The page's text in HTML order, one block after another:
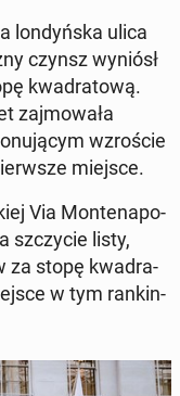
lon­dyń­ska ulica
czynsz wyniósł
kwa­dra­to­wą.
zaj­mo­wa­ła
wzro­ście
miejsce.
Via Mon­te­na­po­
szczy­cie listy,
za stopę kwa­dra­
w tym ran­kin­